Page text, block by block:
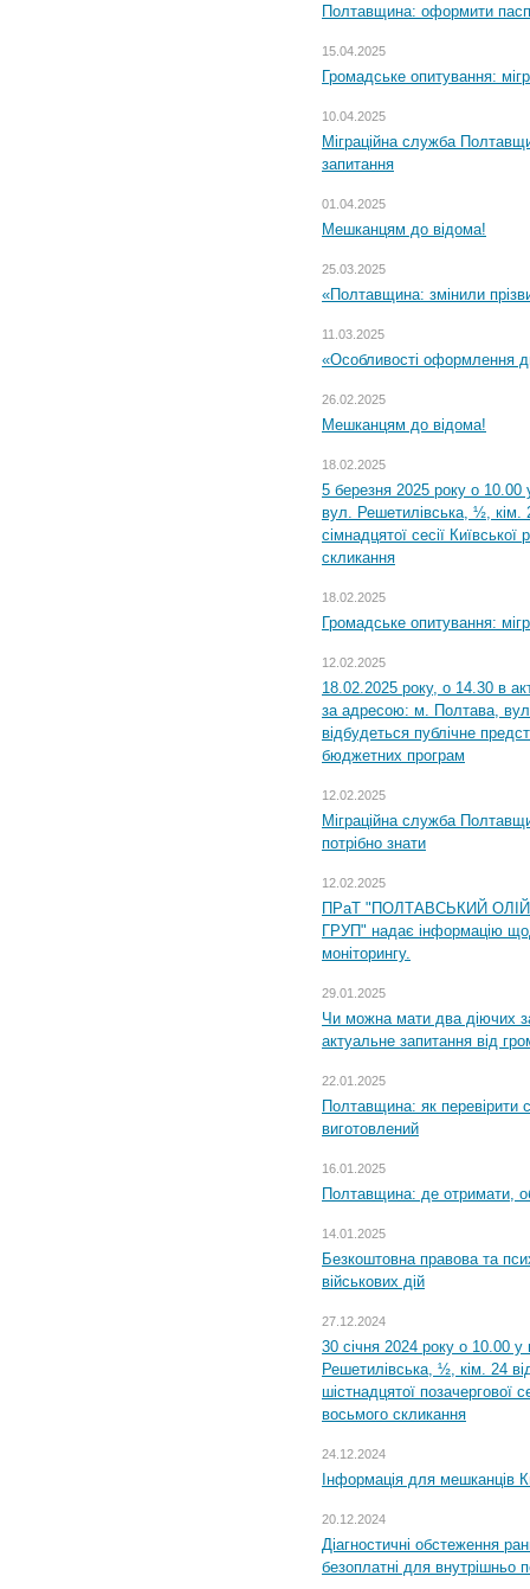
Полтавщина: оформити
15.04.2025
Громадське опитування:
10.04.2025
Міграційна служба
запитання
01.04.2025
Мешканцям до відома!
25.03.2025
«Полтавщина: змінили
11.03.2025
«Особливості оформлення
26.02.2025
Мешканцям до відома!
18.02.2025
5 березня 2025 року о 10.00
вул. Решетилівська, ½, кім.
сімнадцятої сесії
скликання
18.02.2025
Громадське опитування:
12.02.2025
18.02.2025 року, о 14.30 в
за адресою: м. Полтава,
відбудеться публічне
бюджетних програм
12.02.2025
Міграційна служба
потрібно знати
12.02.2025
ПРаТ "ПОЛТАВСЬКИЙ
ГРУП" надає інформацію
моніторингу.
29.01.2025
Чи можна мати два діючих
актуальне запитання від
22.01.2025
Полтавщина: як перевірити
виготовлений
16.01.2025
Полтавщина: де отримати,
14.01.2025
Безкоштовна правова та
військових дій
27.12.2024
30 січня 2024 року о 10.00 у
Решетилівська, ½, кім. 24
шістнадцятої позачергової
восьмого скликання
24.12.2024
Інформація для мешканців
20.12.2024
Діагностичні обстеження
безоплатні для внутрішньо